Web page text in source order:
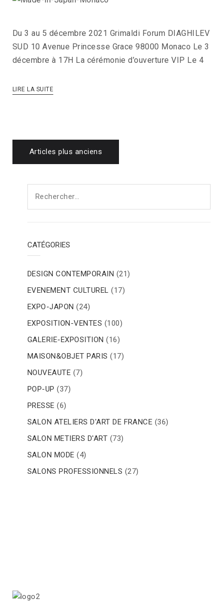
Du 3 au 5 décembre 2021 Grimaldi Forum DIAGHILEV
SUD 10 Avenue Princesse Grace 98000 Monaco Le 3
décembre à 17H La cérémonie d’ouverture VIP Le 4
LIRE LA SUITE
Navigation
des
articles
Articles plus anciens
CATÉGORIES
DESIGN CONTEMPORAIN (21)
EVENEMENT CULTUREL (17)
EXPO-JAPON (24)
EXPOSITION-VENTES (100)
GALERIE-EXPOSITION (16)
MAISON&OBJET PARIS (17)
NOUVEAUTE (7)
POP-UP (37)
PRESSE (6)
SALON ATELIERS D'ART DE FRANCE (36)
SALON METIERS D'ART (73)
SALON MODE (4)
SALONS PROFESSIONNELS (27)